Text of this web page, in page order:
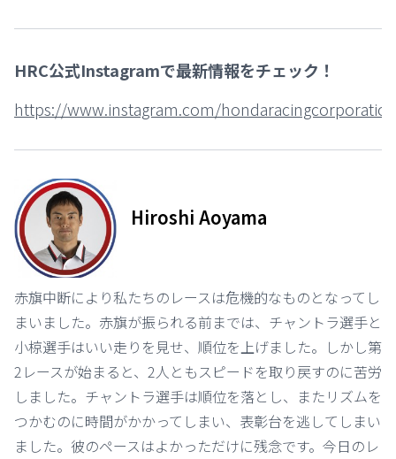
HRC公式Instagramで最新情報をチェック！
https://www.instagram.com/
Hiroshi Aoyama
赤旗中断により私たちのレースは危機的なものとなってし
まいました。赤旗が振られる前までは、チャントラ選手と
小椋選手はいい走りを見せ、順位を上げました。しかし第
2レースが始まると、2人ともスピードを取り戻すのに苦労
しました。チャントラ選手は順位を落とし、またリズムを
つかむのに時間がかかってしまい、表彰台を逃してしまい
ました。彼のペースはよかっただけに残念です。今日のレ